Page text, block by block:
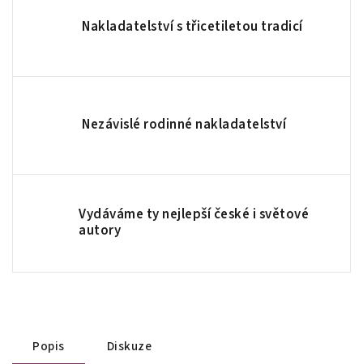
Nakladatelství s třicetiletou tradicí
Nezávislé rodinné nakladatelství
Vydáváme ty nejlepší české i světové
autory
Popis Diskuze